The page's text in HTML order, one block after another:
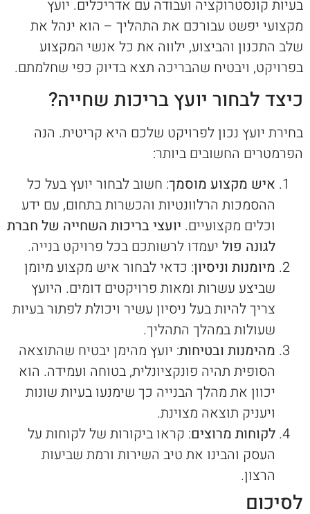
בעיות קונסטרוקציה ועבודה עם אדריכלים. יועץ
מקצועי יפשט עבורכם את התהליך – הוא ינהל את
שלב התכנון והביצוע, ילווה את כל אנשי המקצוע
בפרויקט, ויבטיח שהבריכה תצא בדיוק כפי שחלמתם.
כיצד לבחור יועץ בריכות שחייה?
בחירת יועץ נכון לפרויקט שלכם היא קריטית. הנה
הפרמטרים החשובים ביותר:
איש מקצוע מוסמך: חשוב לבחור יועץ בעל כל
ההסמכות הרלוונטיות והכשרות בתחום, עם ידע
וכלים מקצועיים. יועצי בריכות השחייה של חברת
לגונה פול יעמדו לרשותכם בכל פרויקט בנייה.
מיומנות וניסיון: כדאי לבחור איש מקצוע מיומן
שביצע עשרות ומאות פרויקטים דומים. היועץ
צריך להיות בעל ניסיון עשיר ויכולת לפתור בעיות
שעולות במהלך התהליך.
מהימנות ובטיחות: יועץ מהימן יבטיח שהתוצאה
הסופית תהיה פונקציונלית, בטוחה ועמידה. הוא
יכוון את מהלך הבנייה כך שימנעו בעיות שונות
ויעניק תוצאה מצוינת.
לקוחות מרוצים: קראו ביקורות של לקוחות על
העסק והבינו את טיב השירות ורמת שביעות
הרצון.
לסיכום